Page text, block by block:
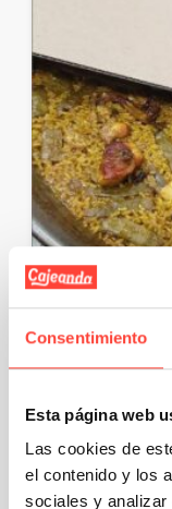
Consentimiento
Esta página web
Las cookies de
el contenido y los
sociales y
Packaging
take away
La paella es
de nuestro